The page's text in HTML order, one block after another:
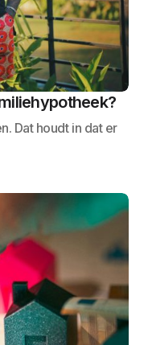
Dat houdt in dat er